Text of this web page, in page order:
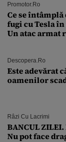
Promotor.ro
Ce se întâmplă
fugi cu Tesla
Un atac armat
Descopera.ro
Este adevărat
oamenilor
Râzi Cu Lacrimi
BANCUL
Nu pot face